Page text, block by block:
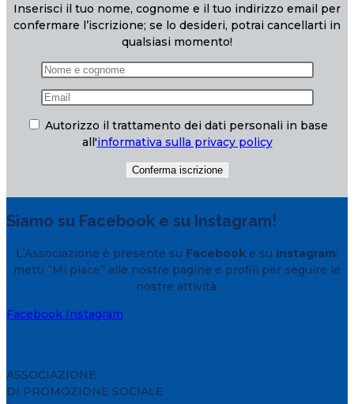
Inserisci il tuo nome, cognome e il tuo indirizzo email per
confermare l’iscrizione; se lo desideri, potrai cancellarti in
qualsiasi momento!
Autorizzo il trattamento dei dati personali in base
all'informativa sulla privacy policy
Siamo su Facebook e su Instagram!
L’Associazione è presente su Facebook e su Instagram:
metti “Mi piace” alle nostre pagine e profili per seguire le
nostre attività.
Facebook Instagram
ASSOCIAZIONE
DI PROMOZIONE SOCIALE